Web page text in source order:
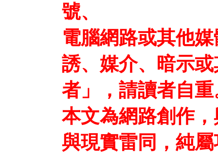
號、
電腦網路或其他
誘、媒介、暗示
者」，請讀者自重
本文為網路創作
與現實雷同，純